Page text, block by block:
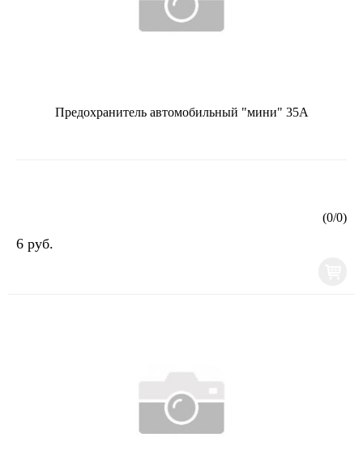
Предохранитель автомобильный "мини" 35А
(0/0)
6 руб.